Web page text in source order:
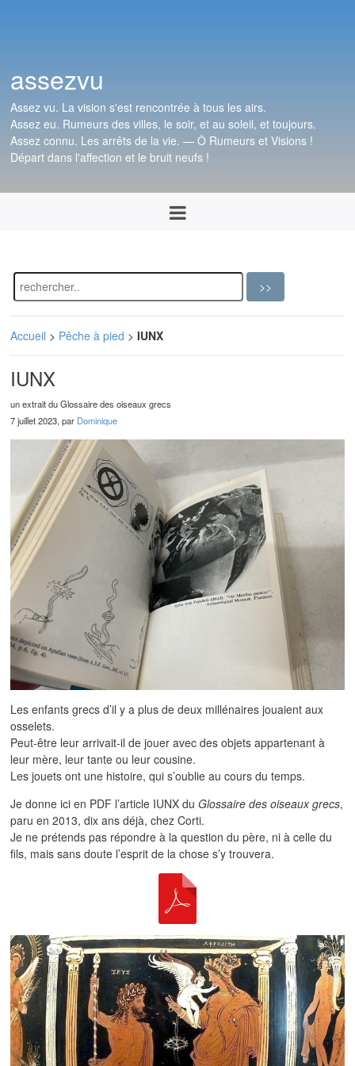
assezvu
Assez vu. La vision s'est rencontrée à tous les airs.
Assez eu. Rumeurs des villes, le soir, et au soleil, et toujours.
Assez connu. Les arrêts de la vie. — Ô Rumeurs et Visions !
Départ dans l'affection et le bruit neufs !
Accueil > Pêche à pied >IUNX
IUNX
un extrait du Glossaire des oiseaux grecs
7 juillet 2023, par Dominique
Les enfants grecs d’il y a plus de deux millénaires jouaient aux
osselets.
Peut-être leur arrivait-il de jouer avec des objets appartenant à
leur mère, leur tante ou leur cousine.
Les jouets ont une histoire, qui s’oublie au cours du temps.
Je donne ici en PDF l’article IUNX duGlossaire des oiseaux grecs,
paru en 2013, dix ans déjà, chez Corti.
Je ne prétends pas répondre à la question du père, ni à celle du
fils, mais sans doute l’esprit de la chose s’y trouvera.